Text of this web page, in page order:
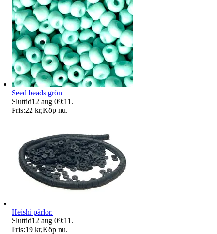
Seed beads grön
Sluttid12 aug 09:11 .
Pris:22 kr,Köp nu.
Heishi pärlor.
Sluttid12 aug 09:11 .
Pris:19 kr,Köp nu.